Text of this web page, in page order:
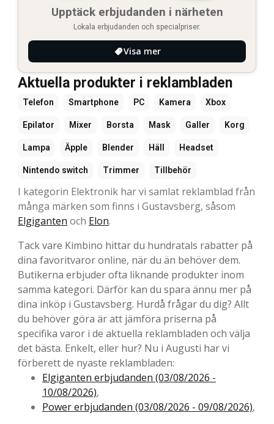
Upptäck erbjudanden i närheten
Lokala erbjudanden och specialpriser.
Visa mer
Aktuella produkter i reklambladen
Telefon Smartphone PC Kamera Xbox
Epilator Mixer Borsta Mask Galler Korg
Lampa Äpple Blender Häll Headset
Nintendo switch Trimmer Tillbehör
I kategorin Elektronik har vi samlat reklamblad från
många märken som finns i Gustavsberg, såsom
Elgiganten och Elon.
Tack vare Kimbino hittar du hundratals rabatter på
dina favoritvaror online, när du än behöver dem.
Butikerna erbjuder ofta liknande produkter inom
samma kategori. Därför kan du spara ännu mer på
dina inköp i Gustavsberg. Hurdå frågar du dig? Allt
du behöver göra är att jämföra priserna på
specifika varor i de aktuella reklambladen och välja
det bästa. Enkelt, eller hur? Nu i Augusti har vi
förberett de nyaste reklambladen:
Elgiganten erbjudanden (03/08/2026 -
10/08/2026),
Power erbjudanden (03/08/2026 - 09/08/2026),